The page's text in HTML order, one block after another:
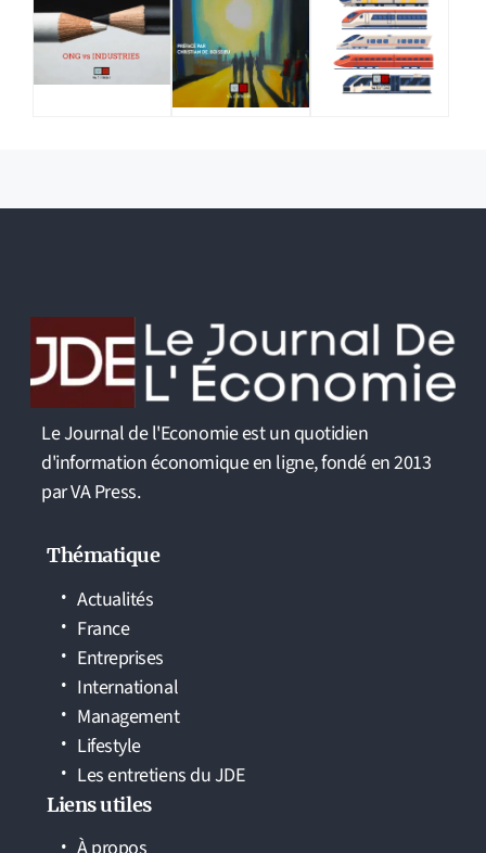
Le Journal de l'Economie est un quotidien
d'information économique en ligne, fondé en 2013
par VA Press.
Thématique
Actualités
France
Entreprises
International
Management
Lifestyle
Les entretiens du JDE
Liens utiles